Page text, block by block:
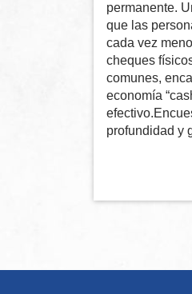
permanente.
que las
cada vez
cheques
comunes,
economía
profundidad y